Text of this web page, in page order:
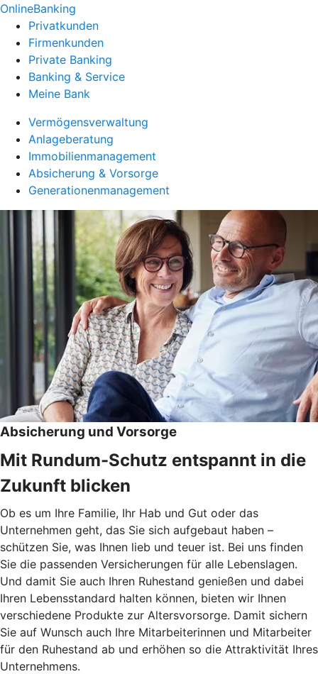
OnlineBanking
Privatkunden
Firmenkunden
Private Banking
Banking & Service
Meine Bank
Vermögensverwaltung
Anlageberatung
Immobilienmanagement
Absicherung & Vorsorge
Generationenmanagement
Absicherung und Vorsorge
Mit Rundum-Schutz entspannt in die
Zukunft blicken
Ob es um Ihre Familie, Ihr Hab und Gut oder das
Unternehmen geht, das Sie sich aufgebaut haben –
schützen Sie, was Ihnen lieb und teuer ist. Bei uns finden
Sie die passenden Versicherungen für alle Lebenslagen.
Und damit Sie auch Ihren Ruhestand genießen und dabei
Ihren Lebensstandard halten können, bieten wir Ihnen
verschiedene Produkte zur Altersvorsorge. Damit sichern
Sie auf Wunsch auch Ihre Mitarbeiterinnen und Mitarbeiter
für den Ruhestand ab und erhöhen so die Attraktivität Ihres
Unternehmens.